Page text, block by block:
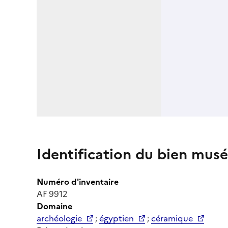
Identification du bien
Numéro d'inventaire
AF 9912
Domaine
archéologie
;égyptien ;céramique